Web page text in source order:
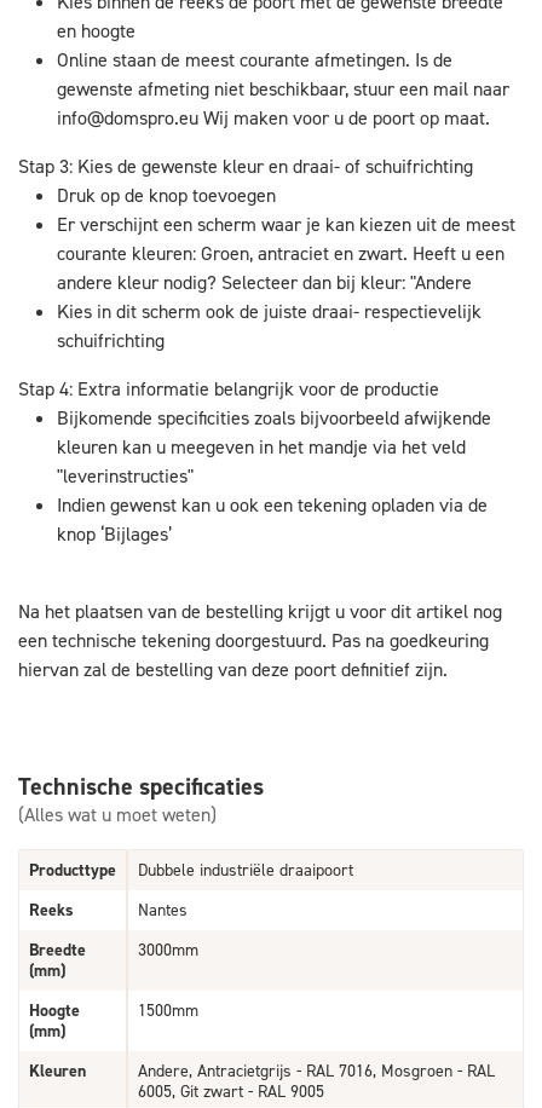
en hoogte
Online staan de meest courante afmetingen. Is de
gewenste afmeting niet beschikbaar, stuur een mail naar
info@domspro.euWij maken voor u de poort op maat.
Stap 3: Kies de gewenste kleur en draai- of schuifrichting
Druk op de knop toevoegen
Er verschijnt een scherm waar je kan kiezen uit de meest
courante kleuren: Groen, antraciet en zwart. Heeft u een
andere kleur nodig? Selecteer dan bij kleur: "Andere
Kies in dit scherm ook de juiste draai- respectievelijk
schuifrichting
Stap 4: Extra informatie belangrijk voor de productie
Bijkomende specificities zoals bijvoorbeeld afwijkende
kleuren kan u meegeven in het mandje via het veld
"leverinstructies"
Indien gewenst kan u ook een tekening opladen via de
knop ‘Bijlages’
Na het plaatsen van de bestelling krijgt u voor dit artikel nog
een technische tekening doorgestuurd. Pas na goedkeuring
hiervan zal de bestelling van deze poort definitief zijn.
Technische specificaties
(Alles wat u moet weten)
Producttype
Dubbele industriële draaipoort
Reeks
Nantes
Breedte
(mm)
3000mm
Hoogte
(mm)
1500mm
Kleuren
Andere, Antracietgrijs - RAL 7016, Mosgroen - RAL
6005, Git zwart - RAL 9005